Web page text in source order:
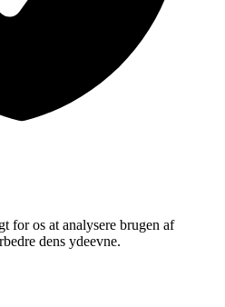
for os at analysere brugen af
dens ydeevne.